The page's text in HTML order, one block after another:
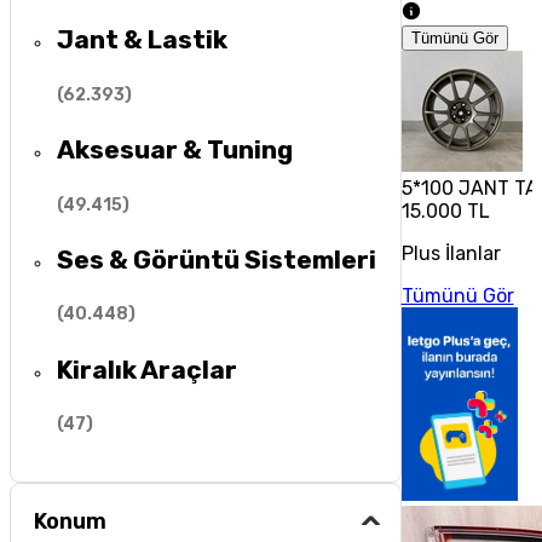
Jant & Lastik
(62.393)
Aksesuar & Tuning
(49.415)
Ses & Görüntü Sistemleri
(40.448)
Kiralık Araçlar
(47)
Konum
Tümünü Gör
5*100 JANT
15.000 TL
Plus İlanlar
Tümünü Gör